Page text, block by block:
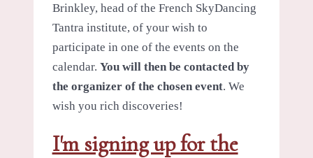
Brinkley, head of the French SkyDancing
Tantra institute, of your wish to
participate in one of the events on the
calendar. You will then be contacted by
the organizer of the chosen event. We
wish you rich discoveries!
I'm signing up for the